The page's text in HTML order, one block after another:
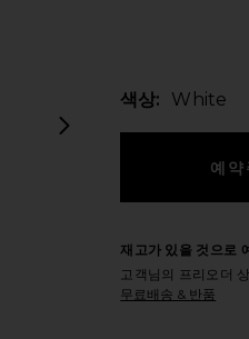
색상: White
재고가 있을 것으로
고객님의 프리오더
무료배송 & 반품